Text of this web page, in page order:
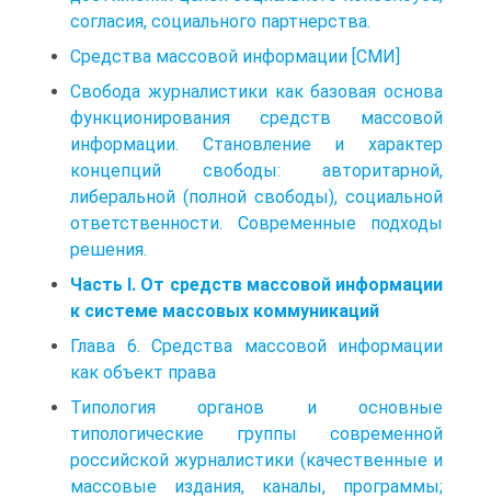
согласия, социального партнерства.
Средства массовой информации [СМИ]
Свобода журналистики как базовая основа
функционирования средств массовой
информации. Становление и характер
концепций свободы: авторитарной,
либеральной (полной свободы), социальной
ответственности. Современные подходы
решения.
Часть I. От средств массовой информации
к системе массовых коммуникаций
Глава 6. Средства массовой информации
как объект права
Типология органов и основные
типологические группы современной
российской журналистики (качественные и
массовые издания, каналы, программы;